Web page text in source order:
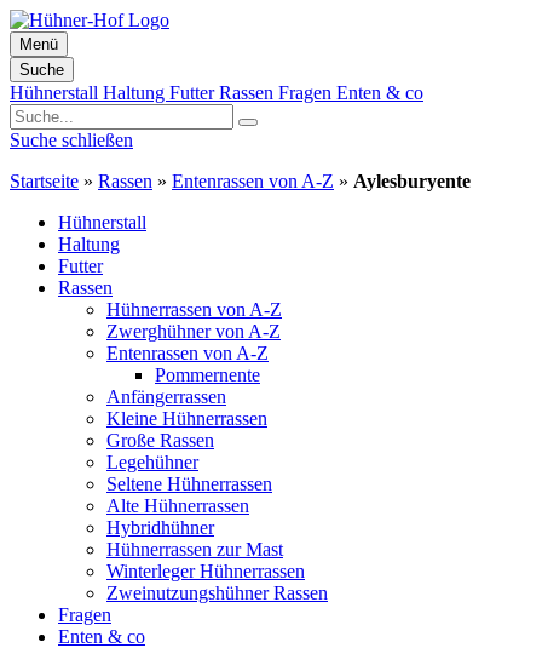
Menü
Suche
Zum
Inhalt
springen
Hühnerstall Haltung FutterRassen Fragen Enten & co
Suche schließen
Startseite » Rassen » Entenrassen von A-Z » Aylesburyente
Hühnerstall
Haltung
Futter
Rassen
Hühnerrassen von A-Z
Zwerghühner von A-Z
Entenrassen von A-Z
Pommernente
Anfängerrassen
Kleine Hühnerrassen
Große Rassen
Legehühner
Seltene Hühnerrassen
Alte Hühnerrassen
Hybridhühner
Hühnerrassen zur Mast
Winterleger Hühnerrassen
Zweinutzungshühner Rassen
Fragen
Enten & co